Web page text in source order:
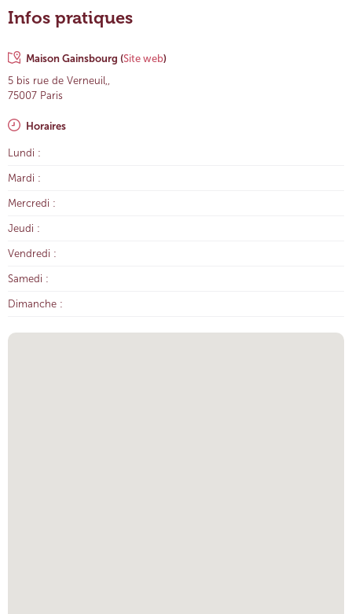
Infos pratiques
Maison Gainsbourg (Site web)
5 bis rue de Verneuil,,
75007 Paris
Horaires
Lundi :
Mardi :
Mercredi :
Jeudi :
Vendredi :
Samedi :
Dimanche :